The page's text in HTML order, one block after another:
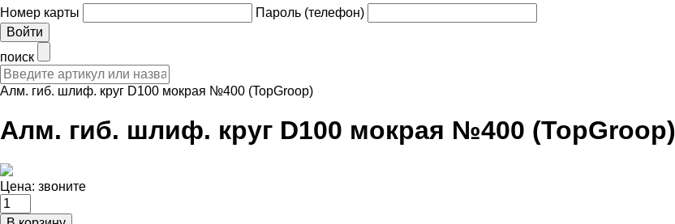
Номер карты
Пароль (телефон)
Войти
поиск
Алм. гиб. шлиф. круг D100 мокрая №400 (TopGroop)
Алм. гиб. шлиф. круг D100 мокрая №400 (TopGroop)
Цена: звоните